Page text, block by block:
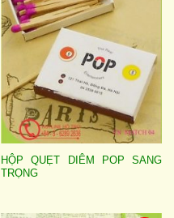
HỘP QUẸT DIÊM POP SANG
TRỌNG